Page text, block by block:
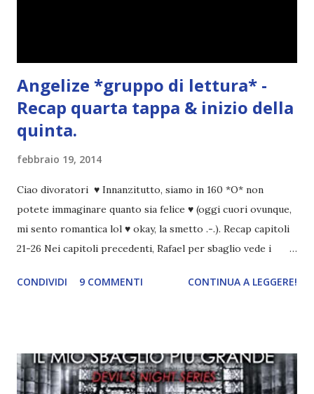
Angelize *gruppo di lettura* -
Recap quarta tappa & inizio della
quinta.
febbraio 19, 2014
Ciao divoratori ♥ Innanzitutto, siamo in 160 *O* non
potete immaginare quanto sia felice ♥ (oggi cuori ovunque,
mi sento romantica lol ♥ okay, la smetto .-.). Recap capitoli
21-26 Nei capitoli precedenti, Rafael per sbaglio vede i
incontrano e Hesediel mostra loro come combattere i puri.
angelo puro, Elemiah. Ma, a differenza di cosa pensano,
l'angelo non ha intenzione di fare una strage, piuttosto è lì
CONDIVIDI 9 COMMENTI CONTINUA A LEGGERE!